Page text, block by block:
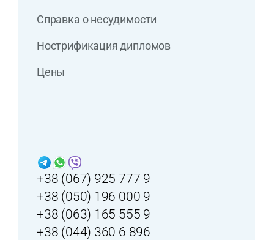
Справка о несудимости
Нострификация дипломов
Цены
+38 (067) 925 777 9
+38 (050) 196 000 9
+38 (063) 165 555 9
+38 (044) 360 6 896